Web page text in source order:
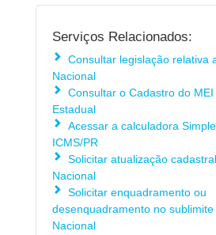
Serviços Relacionados:
Consultar legislação relativa
Nacional
Consultar o Cadastro do
Estadual
Acessar a calculadora
ICMS/PR
Solicitar atualização
Nacional
Solicitar enquadramento ou
desenquadramento no
Nacional